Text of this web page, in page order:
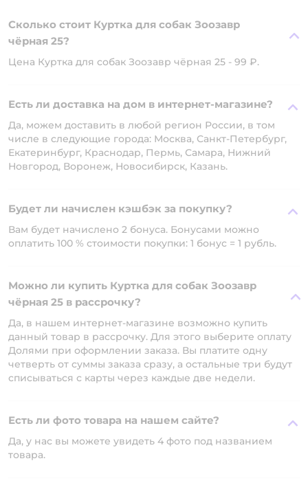
Сколько стоит Куртка для собак Зоозавр
чёрная 25?
Цена Куртка для собак Зоозавр чёрная 25 - 99 ₽.
Есть ли доставка на дом в интернет-магазине?
Да, можем доставить в любой регион России, в том
числе в следующие города: Москва, Санкт-Петербург,
Екатеринбург, Краснодар, Пермь, Самара, Нижний
Новгород, Воронеж, Новосибирск, Казань.
Будет ли начислен кэшбэк за покупку?
Вам будет начислено 2 бонуса. Бонусами можно
оплатить 100 % стоимости покупки: 1 бонус = 1 рубль.
Можно ли купить Куртка для собак Зоозавр
чёрная 25 в рассрочку?
Да, в нашем интернет-магазине возможно купить
данный товар в рассрочку. Для этого выберите оплату
Долями при оформлении заказа. Вы платите одну
четверть от суммы заказа сразу, а остальные три будут
списываться с карты через каждые две недели.
Есть ли фото товара на нашем сайте?
Да, у нас вы можете увидеть 4 фото под названием
товара.